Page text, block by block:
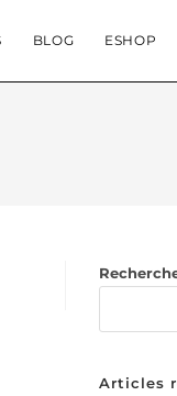
BLOG ESHOP
Articles